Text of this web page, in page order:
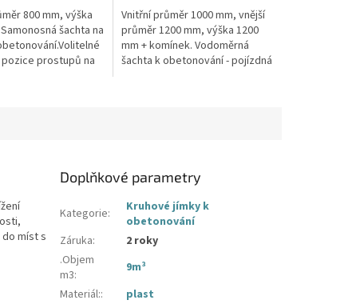
800 mm, výška
šachta na
prostupů na
Vnitřní průměr 1000 mm, vnější
průměr 1200 mm, výška 1200
mm + komínek. Vodoměrná
šachta k obetonování - pojízdná
míst s
Doplňkové parametry
Kategorie:
Kruhové jímky k
obetonování
Záruka:
2 roky
.Objem
m3:
9m³
Materiál::
plast